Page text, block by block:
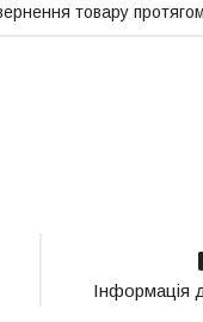
товару
Інформація